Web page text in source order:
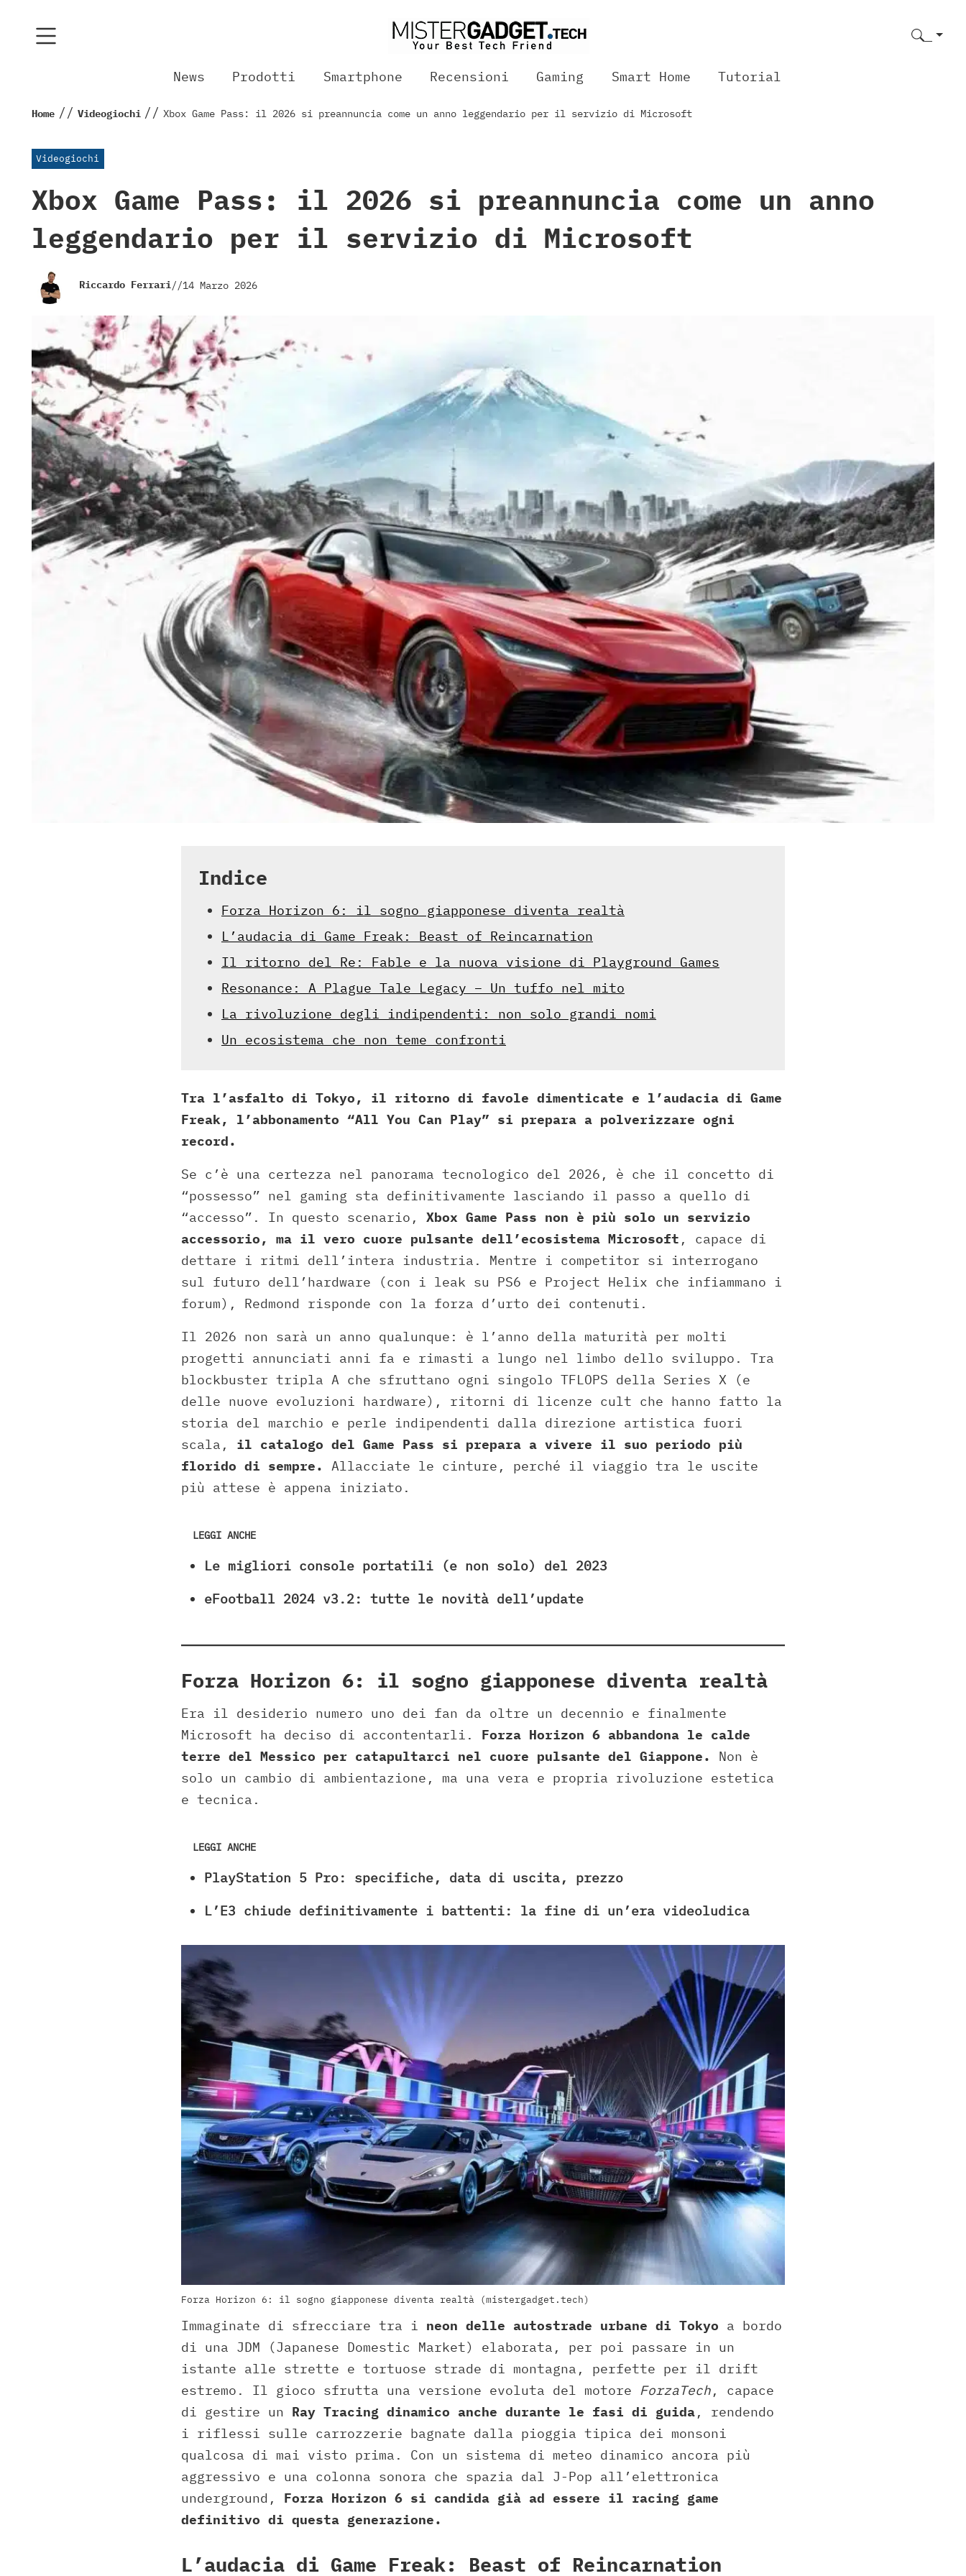
News Prodotti Smartphone Recensioni Gaming Smart Home Tutorial
Home // Videogiochi // Xbox Game Pass: il 2026 si preannuncia come un anno leggendario per il servizio di Microsoft
Videogiochi
Xbox Game Pass: il 2026 si preannuncia come un anno
leggendario per il servizio di Microsoft
Riccardo Ferrari//14 Marzo 2026
Indice
Forza Horizon 6: il sogno giapponese diventa realtà
L’audacia di Game Freak: Beast of Reincarnation
Il ritorno del Re: Fable e la nuova visione di Playground Games
Resonance: A Plague Tale Legacy – Un tuffo nel mito
La rivoluzione degli indipendenti: non solo grandi nomi
Un ecosistema che non teme confronti
Tra l’asfalto di Tokyo, il ritorno di favole dimenticate e l’audacia di Game
Freak, l’abbonamento “All You Can Play” si prepara a polverizzare ogni
record.
Se c’è una certezza nel panorama tecnologico del 2026, è che il concetto di
“possesso” nel gaming sta definitivamente lasciando il passo a quello di
“accesso”. In questo scenario, Xbox Game Pass non è più solo un servizio
accessorio, ma il vero cuore pulsante dell’ecosistema Microsoft , capace di
dettare i ritmi dell’intera industria. Mentre i competitor si interrogano
sul futuro dell’hardware (con i leak su PS6 e Project Helix che infiammano i
forum), Redmond risponde con la forza d’urto dei contenuti.
Il 2026 non sarà un anno qualunque: è l’anno della maturità per molti
progetti annunciati anni fa e rimasti a lungo nel limbo dello sviluppo. Tra
blockbuster tripla A che sfruttano ogni singolo TFLOPS della Series X (e
delle nuove evoluzioni hardware), ritorni di licenze cult che hanno fatto la
storia del marchio e perle indipendenti dalla direzione artistica fuori
scala, il catalogo del Game Pass si prepara a vivere il suo periodo più
florido di sempre.
Allacciate le cinture, perché il viaggio tra le uscite
più attese è appena iniziato.
LEGGI ANCHE
Le migliori console portatili (e non solo) del 2023
eFootball 2024 v3.2: tutte le novità dell’update
Forza Horizon 6: il sogno giapponese diventa realtà
Era il desiderio numero uno dei fan da oltre un decennio e finalmente
Microsoft ha deciso di accontentarli. Forza Horizon 6 abbandona le calde
terre del Messico per catapultarci nel cuore pulsante del Giappone.
Non è
solo un cambio di ambientazione, ma una vera e propria rivoluzione estetica
e tecnica.
LEGGI ANCHE
PlayStation 5 Pro: specifiche, data di uscita, prezzo
L’E3 chiude definitivamente i battenti: la fine di un’era videoludica
Forza Horizon 6: il sogno giapponese diventa realtà (mistergadget.tech)
Immaginate di sfrecciare tra i neon delle autostrade urbane di Tokyo a bordo
di una JDM (Japanese Domestic Market) elaborata, per poi passare in un
istante alle strette e tortuose strade di montagna, perfette per il drift
estremo. Il gioco sfrutta una versione evoluta del motore ForzaTech, capace
di gestire un Ray Tracing dinamico anche durante le fasi di guida, rendendo
i riflessi sulle carrozzerie bagnate dalla pioggia tipica dei monsoni
qualcosa di mai visto prima. Con un sistema di meteo dinamico ancora più
aggressivo e una colonna sonora che spazia dal J-Pop all’elettronica
underground, Forza Horizon 6 si candida già ad essere il racing game
definitivo di questa generazione.
L’audacia di Game Freak: Beast of Reincarnation